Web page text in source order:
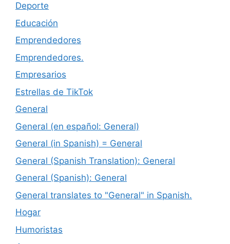
Deporte
Educación
Emprendedores
Emprendedores.
Empresarios
Estrellas de TikTok
General
General (en español: General)
General (in Spanish) = General
General (Spanish Translation): General
General (Spanish): General
General translates to "General" in Spanish.
Hogar
Humoristas